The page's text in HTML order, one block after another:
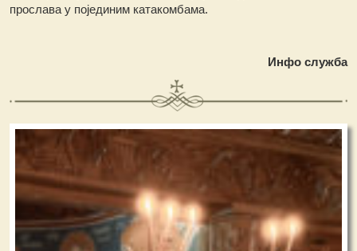
прослава у појединим катакомбама.
Инфо служба